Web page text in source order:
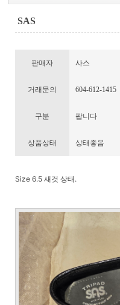
SAS
판매자 사스
거래문의 604-612-1415
구분 팝니다
상품상태 상태좋음
Size 6.5 새것 상태.